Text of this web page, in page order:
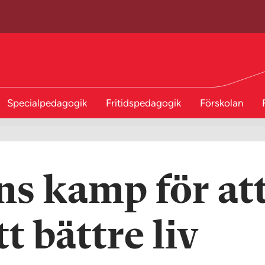
Specialpedagogik Fritidspedagogik Förskolan
kamp för
bättre liv